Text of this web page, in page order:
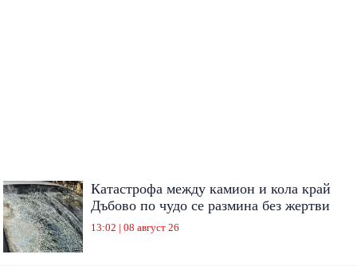
Катастрофа между камион и кола край
Дъбово по чудо се размина без жертви
13:02 | 08 август 26